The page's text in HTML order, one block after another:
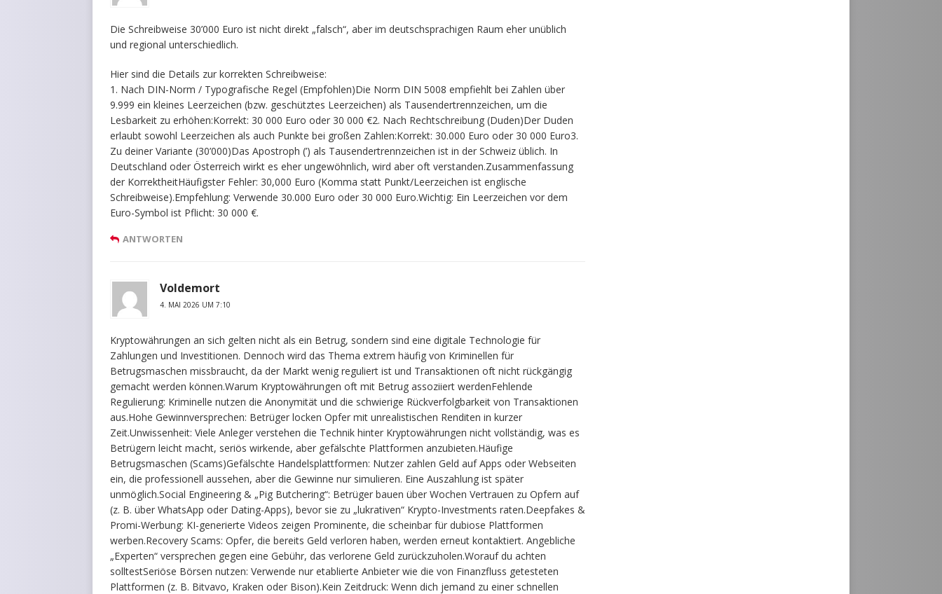
Die Schreibweise 30’000 Euro ist nicht direkt „falsch“, aber im deutschsprachigen Raum eher unüblich
und regional unterschiedlich.
Hier sind die Details zur korrekten Schreibweise:
1. Nach DIN-Norm / Typografische Regel (Empfohlen)Die Norm DIN 5008 empfiehlt bei Zahlen über
9.999 ein kleines Leerzeichen (bzw. geschütztes Leerzeichen) als Tausendertrennzeichen, um die
Lesbarkeit zu erhöhen:Korrekt: 30 000 Euro oder 30 000 €2. Nach Rechtschreibung (Duden)Der Duden
erlaubt sowohl Leerzeichen als auch Punkte bei großen Zahlen:Korrekt: 30.000 Euro oder 30 000 Euro3.
Zu deiner Variante (30’000)Das Apostroph (’) als Tausendertrennzeichen ist in der Schweiz üblich. In
Deutschland oder Österreich wirkt es eher ungewöhnlich, wird aber oft verstanden.Zusammenfassung
der KorrektheitHäufigster Fehler: 30,000 Euro (Komma statt Punkt/Leerzeichen ist englische
Schreibweise).Empfehlung: Verwende 30.000 Euro oder 30 000 Euro.Wichtig: Ein Leerzeichen vor dem
Euro-Symbol ist Pflicht: 30 000 €.
ANTWORTEN
Voldemort
4. MAI 2026 UM 7:10
Kryptowährungen an sich gelten nicht als ein Betrug, sondern sind eine digitale Technologie für
Zahlungen und Investitionen. Dennoch wird das Thema extrem häufig von Kriminellen für
Betrugsmaschen missbraucht, da der Markt wenig reguliert ist und Transaktionen oft nicht rückgängig
gemacht werden können.Warum Kryptowährungen oft mit Betrug assoziiert werdenFehlende
Regulierung: Kriminelle nutzen die Anonymität und die schwierige Rückverfolgbarkeit von Transaktionen
aus.Hohe Gewinnversprechen: Betrüger locken Opfer mit unrealistischen Renditen in kurzer
Zeit.Unwissenheit: Viele Anleger verstehen die Technik hinter Kryptowährungen nicht vollständig, was es
Betrügern leicht macht, seriös wirkende, aber gefälschte Plattformen anzubieten.Häufige
Betrugsmaschen (Scams)Gefälschte Handelsplattformen: Nutzer zahlen Geld auf Apps oder Webseiten
ein, die professionell aussehen, aber die Gewinne nur simulieren. Eine Auszahlung ist später
unmöglich.Social Engineering & „Pig Butchering“: Betrüger bauen über Wochen Vertrauen zu Opfern auf
(z. B. über WhatsApp oder Dating-Apps), bevor sie zu „lukrativen“ Krypto-Investments raten.Deepfakes &
Promi-Werbung: KI-generierte Videos zeigen Prominente, die scheinbar für dubiose Plattformen
werben.Recovery Scams: Opfer, die bereits Geld verloren haben, werden erneut kontaktiert. Angebliche
„Experten“ versprechen gegen eine Gebühr, das verlorene Geld zurückzuholen.Worauf du achten
solltestSeriöse Börsen nutzen: Verwende nur etablierte Anbieter wie die von Finanzfluss getesteten
Plattformen (z. B. Bitvavo, Kraken oder Bison).Kein Zeitdruck: Wenn dich jemand zu einer schnellen